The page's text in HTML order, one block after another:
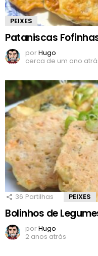
PEIXES
Pataniscas
porHugo
cerca de um ano
36 Partilhas PEIXES
Bolinhos de
porHugo
2 anos atrás